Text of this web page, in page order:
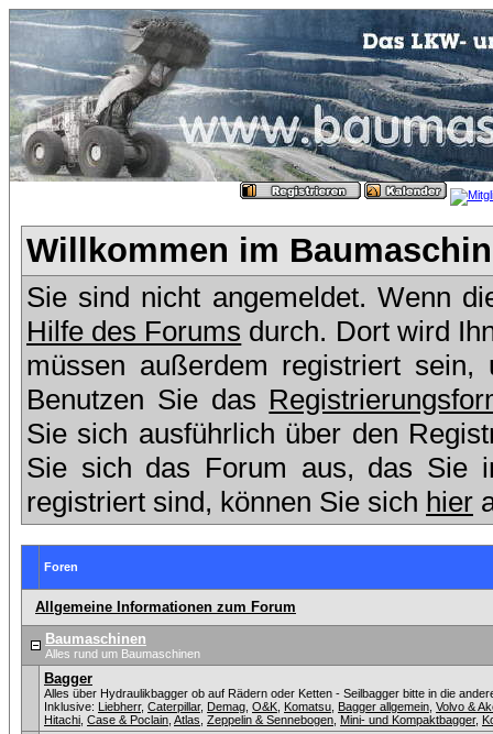
Willkommen im
Sie sind nicht angemeldet. Wenn
Hilfe des Forums durch. Dort wird
müssen außerdem registriert
Benutzen Sie das
Sie sich ausführlich über den
Sie sich das Forum aus, das Sie
registriert sind, können Sie sich hier
Foren
Allgemeine Informationen zum Forum
Baumaschinen
Alles rund um Baumaschinen
Bagger
Alles über Hydraulikbagger ob auf Rädern oder Ketten - Seilbagger bitte in die
Inklusive: Liebherr, Caterpillar, Demag O&K Komatsu Bagger allgemein Volvo &
Hitachi Case & Poclain Atlas Zeppelin & Sennebogen Mini- und Kompaktbagger,